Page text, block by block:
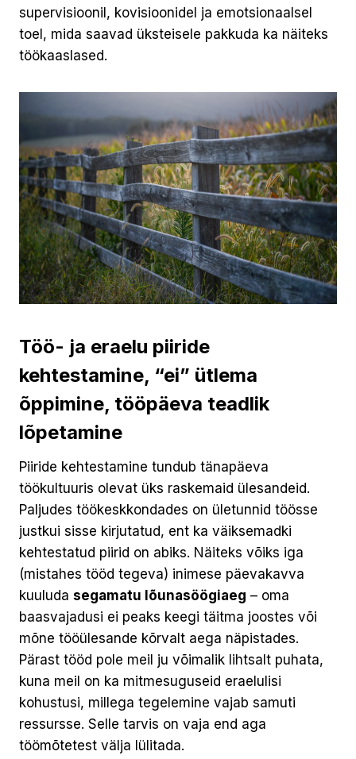
supervisioonil, kovisioonidel ja emotsionaalsel
toel, mida saavad üksteisele pakkuda ka näiteks
töökaaslased.
Töö- ja eraelu piiride
kehtestamine, “ei” ütlema
õppimine, tööpäeva teadlik
lõpetamine
Piiride kehtestamine tundub tänapäeva
töökultuuris olevat üks raskemaid ülesandeid.
Paljudes töökeskkondades on ületunnid töösse
justkui sisse kirjutatud, ent ka väiksemadki
kehtestatud piirid on abiks. Näiteks võiks iga
(mistahes tööd tegeva) inimese päevakavva
kuuluda segamatu lõunasöögiaeg – oma
baasvajadusi ei peaks keegi täitma joostes või
mõne tööülesande kõrvalt aega näpistades.
Pärast tööd pole meil ju võimalik lihtsalt puhata,
kuna meil on ka mitmesuguseid eraelulisi
kohustusi, millega tegelemine vajab samuti
ressursse. Selle tarvis on vaja end aga
töömõtetest välja lülitada.